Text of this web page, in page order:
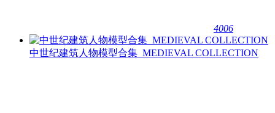
4006
中世纪建筑人物模型合集_MEDIEVAL COLLECTION